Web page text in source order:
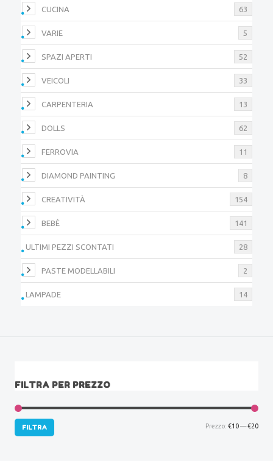
CUCINA 63
VARIE 5
SPAZI APERTI 52
VEICOLI 33
CARPENTERIA 13
DOLLS 62
FERROVIA 11
DIAMOND PAINTING 8
CREATIVITÀ 154
BEBÈ 141
ULTIMI PEZZI SCONTATI 28
PASTE MODELLABILI 2
LAMPADE 14
FILTRA PER PREZZO
FILTRA Prezzo: €10—€20